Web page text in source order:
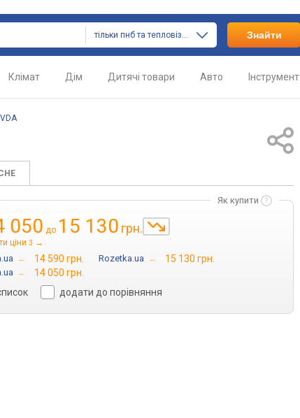
тільки пнб та тепловізори Знайти
Клімат Дім Дитячі товари Авто Інструмент
Як купити
050 до 15 130 грн.
ціни 3 →
→ 14 590 грн. Rozetka.ua → 15 130 грн.
→
14 050 грн.
додати до порівняння